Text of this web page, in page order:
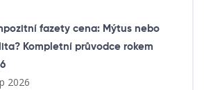
fazety cena: Mýtus nebo
Kompletní průvodce rokem
2026